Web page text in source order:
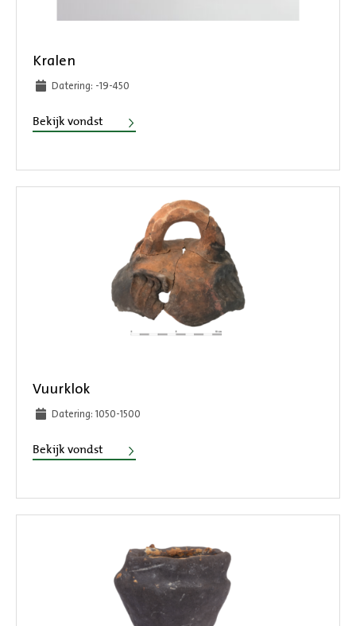
Kralen
Datering: -19-450
Bekijk vondst Kralen
Vuurklok
Datering: 1050-1500
Bekijk vondst Vuurklok